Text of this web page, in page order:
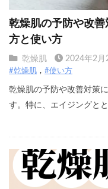
乾燥肌の予防や改
方と使い方
乾燥肌 2024年2月
#乾燥肌 #使い方
乾燥肌の予防や改善対策
す。特に、エイジングと